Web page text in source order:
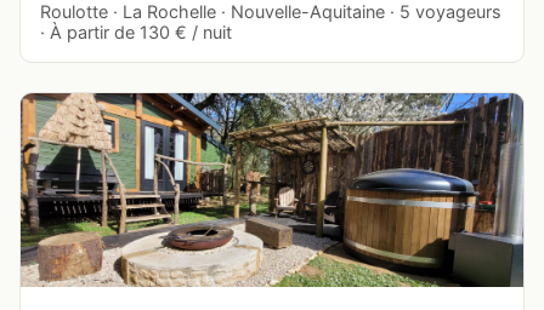
Roulotte · La Rochelle · Nouvelle-Aquitaine · 5 voyageurs
· À partir de 130 € / nuit